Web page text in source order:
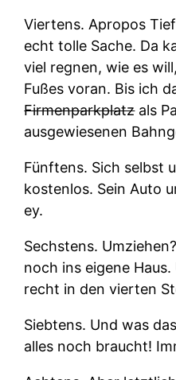
Viertens. Apropos
echt tolle Sache. Da
viel regnen, wie es
Fußes voran. Bis ich
Firmenparkplatzals
ausgewiesenen
Fünftens. Sich selbst
kostenlos. Sein Auto
ey.
Sechstens.
noch ins eigene
recht in den vierten
Siebtens. Und was
alles noch braucht!